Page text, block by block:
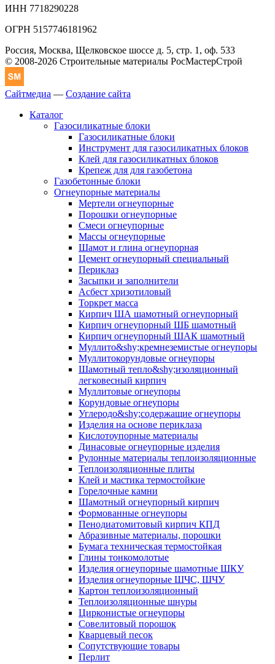
ИНН 7718290228
ОГРН 5157746181962
Россия, Москва, Щелковское шоссе д. 5, стр. 1, оф. 533
© 2008-2026 Строительные материалы РосМастерСтрой
Сайтмедиа — Создание сайта
Каталог
Газосиликатные блоки
Газосиликатные блоки
Инструмент для газосиликатных блоков
Клей для газосиликатных блоков
Крепеж для для газобетона
Газобетонные блоки
Огнеупорные материалы
Мертели огнеупорные
Порошки огнеупорные
Смеси огнеупорные
Массы огнеупорные
Шамот и глина огнеупорная
Цемент огнеупорный специальный
Периклаз
Засыпки и заполнители
Асбест хризотиловый
Торкрет масса
Кирпич ША шамотный огнеупорный
Кирпич огнеупорный ШБ шамотный
Кирпич огнеупорный ШАК шамотный
Муллито&shy;­кремнеземистые огнеупоры
Муллито­корундовые огнеупоры
Шамотный тепло&shy;изоляционный
легковесный кирпич
Муллитовые огнеупоры
Корундовые огнеупоры
Углеродо&shy;содержащие огнеупоры
Изделия на основе периклаза
Кислотоупорные материалы
Динасовые огнеупорные изделия
Рулонные материалы теплоизоляционные
Тепло­изоляционные плиты
Клей и мастика термостойкие
Горелочные камни
Шамотный огнеупорный кирпич
Формованные огнеупоры
Пенодиатомитовый кирпич КПД
Абразивные материалы, порошки
Бумага техническая термостойкая
Глины тонкомолотые
Изделия огнеупорные шамотные ШКУ
Изделия огнеупорные ШЧС, ШЧУ
Картон теплоизоляционный
Теплоизоляционные шнуры
Цирконистые огнеупоры
Совелитовый порошок
Кварцевый песок
Сопутствующие товары
Перлит